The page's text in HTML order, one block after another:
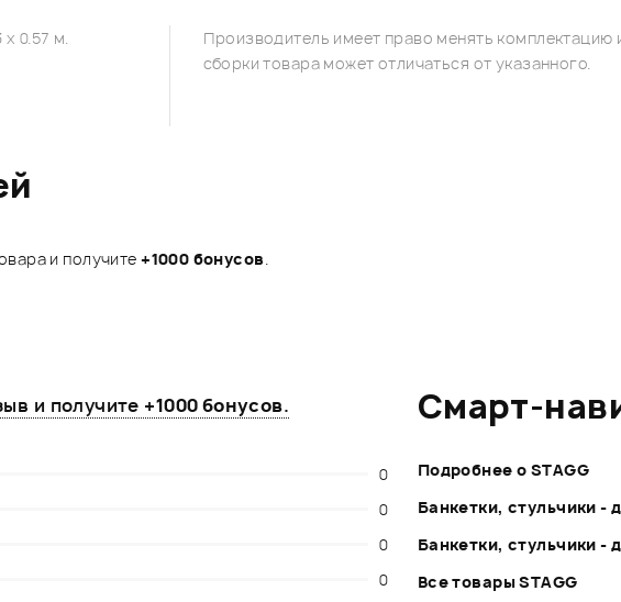
x 0.57 м.
Производитель имеет право менять
сборки товара может отличаться от указанного.
и получите+1000 бонусов.
и получите +1000 бонусов.
0
0
0
0
Смарт-
Подробнее о STAGG
Банкетки, стульчики -
Банкетки, стульчики -
Все товары STAGG